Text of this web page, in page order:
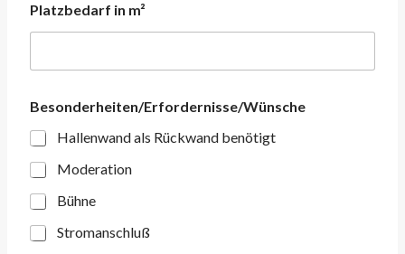
c
E
M
i
Platzbedarf in m²
Besonderheiten/Erfordernisse/Wünsche
Hallenwand als Rückwand benötigt
Moderation
Bühne
Stromanschluß